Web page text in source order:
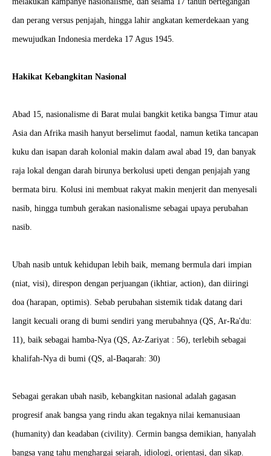
dan perang versus penjajah, hingga lahir angkatan kemerdekaan yang
mewujudkan Indonesia merdeka 17 Agus 1945.
Hakikat Kebangkitan Nasional
Abad 15, nasionalisme di Barat mulai bangkit ketika bangsa Timur atau
Asia dan Afrika masih hanyut berselimut faodal, namun ketika tancapan
kuku dan isapan darah kolonial makin dalam awal abad 19, dan banyak
raja lokal dengan darah birunya berkolusi upeti dengan penjajah yang
bermata biru. Kolusi ini membuat rakyat makin menjerit dan menyesali
nasib, hingga tumbuh gerakan nasionalisme sebagai upaya perubahan
nasib.
Ubah nasib untuk kehidupan lebih baik, memang bermula dari impian
(niat, visi), direspon dengan perjuangan (ikhtiar, action), dan diiringi
doa (harapan, optimis). Sebab perubahan sistemik tidak datang dari
langit kecuali orang di bumi sendiri yang merubahnya (QS, Ar-Ra'du:
11), baik sebagai hamba-Nya (QS, Az-Zariyat : 56), terlebih sebagai
khalifah-Nya di bumi (QS, al-Baqarah: 30)
Sebagai gerakan ubah nasib, kebangkitan nasional adalah gagasan
progresif anak bangsa yang rindu akan tegaknya nilai kemanusiaan
(humanity) dan keadaban (civility). Cermin bangsa demikian, hanyalah
bangsa yang tahu menghargai sejarah, idiologi, orientasi, dan sikap.